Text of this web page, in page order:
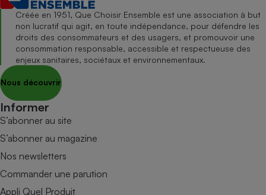
Créée en 1951, Que Choisir Ensemble est une association à but
non lucratif qui agit, en toute indépendance, pour défendre les
droits des consommateurs et des usagers, et promouvoir une
consommation responsable, accessible et respectueuse des
enjeux sanitaires, sociétaux et environnementaux.
Nous découvrir
Informer
S’abonner au site
S’abonner au magazine
Nos newsletters
Commander une parution
Appli Quel Produit